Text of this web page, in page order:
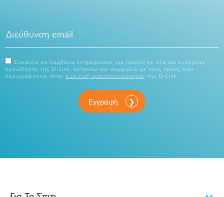
Συναινώ να λαμβάνω ενημερώσεις για προϊόντα, νέα και ενέργειες
προώθησης της D-Link, κατανόω και συμφωνώ με τους όρους που
περιγράφονται στην πολιτική εμπιστευτικότητας της D-Link.
Εγγραφή